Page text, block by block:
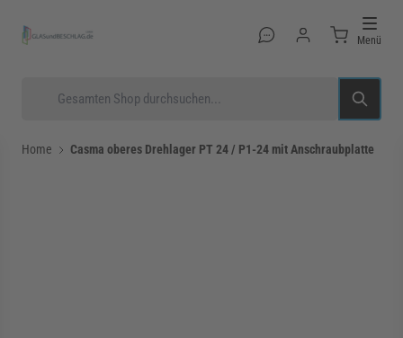
Menü
Home Casma oberes Drehlager PT 24 / P1-24 mit Anschraubplatte